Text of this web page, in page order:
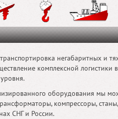
негабаритных и
комплексной логистики
оборудования мы
компрессоры,
СНГ и России.